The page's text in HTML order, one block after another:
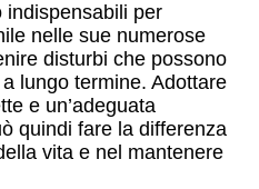
indispensabili per
nelle sue numerose
disturbi che possono
lungo termine. Adottare
e un’adeguata
quindi fare la differenza
vita e nel mantenere